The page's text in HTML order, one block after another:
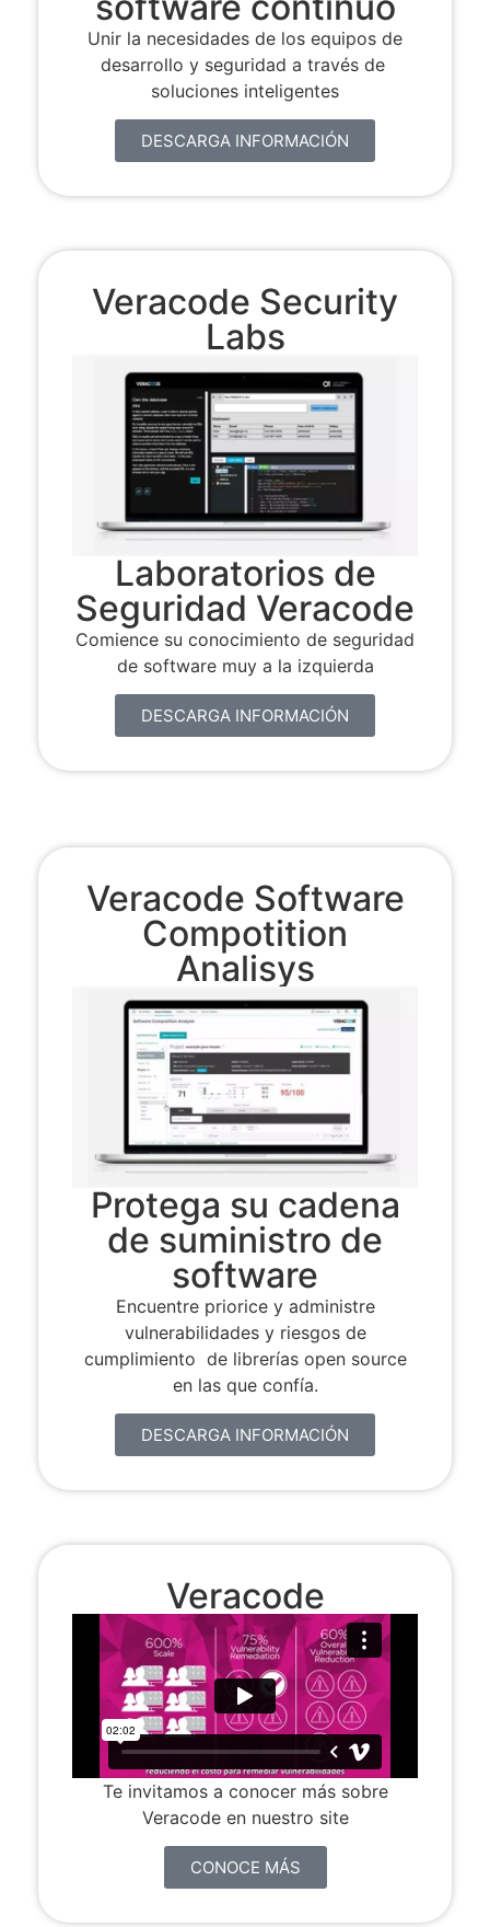
Unir la necesidades de los equipos de
desarrollo y seguridad a través de
soluciones inteligentes
DESCARGA INFORMACIÓN
Veracode Security
Labs
Laboratorios de
Seguridad Veracode
Comience su conocimiento de seguridad
de software muy a la izquierda
DESCARGA INFORMACIÓN
Veracode Software
Compotition
Analisys
Protega su cadena
de suministro de
software
Encuentre priorice y administre
vulnerabilidades y riesgos de
cumplimiento de librerías open source
en las que confía.
DESCARGA INFORMACIÓN
Veracode
Te invitamos a conocer más sobre
Veracode en nuestro site
CONOCE MÁS